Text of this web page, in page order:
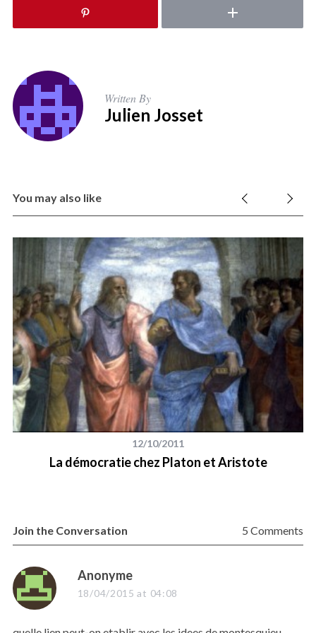
Written By
Julien Josset
You may also like
12/10/2011
La démocratie chez Platon et Aristote
Join the Conversation 5 Comments
s
a
s
Anonyme
18/04/2015 at 04:08